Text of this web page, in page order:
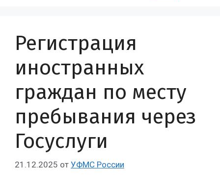
Регистрация
иностранных
граждан по месту
пребывания через
Госуслуги
21.12.2025 от УФМС России